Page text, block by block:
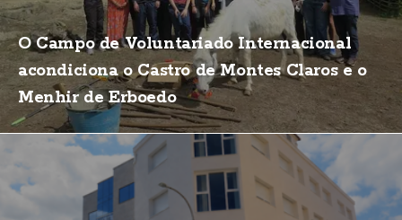
O Campo de Voluntariado Internacional
acondiciona o Castro de Montes Claros e o
Menhir de Erboedo